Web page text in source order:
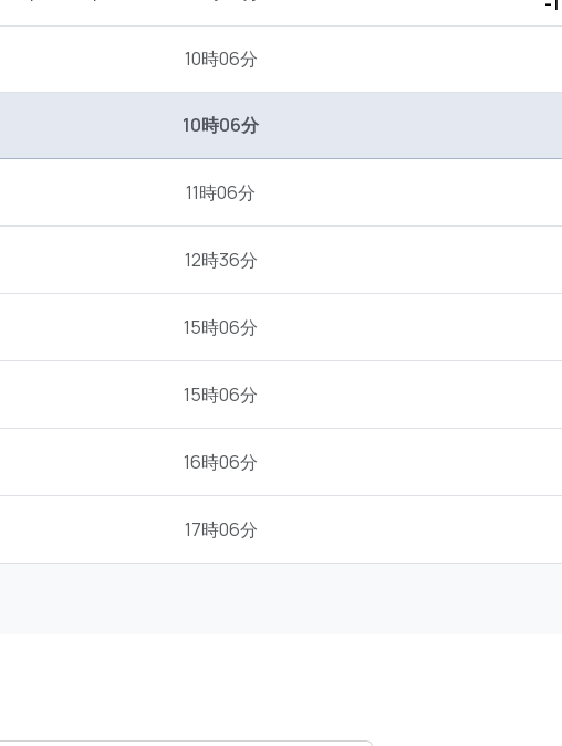
10時06分
10時06分
11時06分
12時36分
15時06分
15時06分
16時06分
17時06分